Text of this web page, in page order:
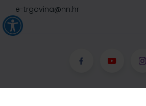
e-trgovina@nn.hr